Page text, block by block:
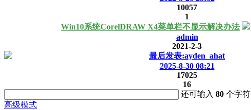
10057
1
Win10系统CorelDRAW X4菜单栏不显示解决办法
admin
2021-2-3
最后发表:ayden_ahat
2025-8-30 08:21
17025
16
还可输入80 个字符
高级模式